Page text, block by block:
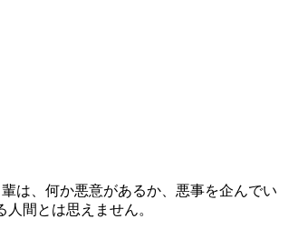
は、何か悪意があるか、悪事を企んでい
間とは思えません。